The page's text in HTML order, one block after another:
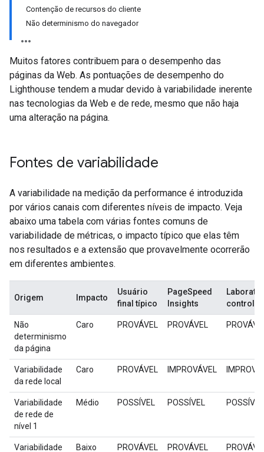
Contenção de recursos do cliente
Não determinismo do navegador
Muitos fatores contribuem para o desempenho das
páginas da Web. As pontuações de desempenho do
Lighthouse tendem a mudar devido à variabilidade inerente
nas tecnologias da Web e de rede, mesmo que não haja
uma alteração na página.
Fontes de variabilidade
A variabilidade na medição da performance é introduzida
por vários canais com diferentes níveis de impacto. Veja
abaixo uma tabela com várias fontes comuns de
variabilidade de métricas, o impacto típico que elas têm
nos resultados e a extensão que provavelmente ocorrerão
em diferentes ambientes.
Origem Impacto
Usuário
final típico
PageSpeed
Insights
Não
determinismo
da página
Caro PROVÁVEL PROVÁVEL
Variabilidade
da rede local
Caro PROVÁVEL IMPROVÁVEL
Variabilidade
de rede de
nível 1
Médio POSSÍVEL POSSÍVEL POSSÍVEL
Variabilidade
Baixo PROVÁVEL PROVÁVEL